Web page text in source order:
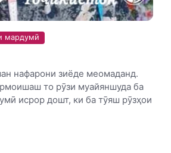
мардумӣ
нафарони зиёде меомаданд.
то рӯзи муайяншуда ба
исрор дошт, ки ба тӯяш рӯзҳои